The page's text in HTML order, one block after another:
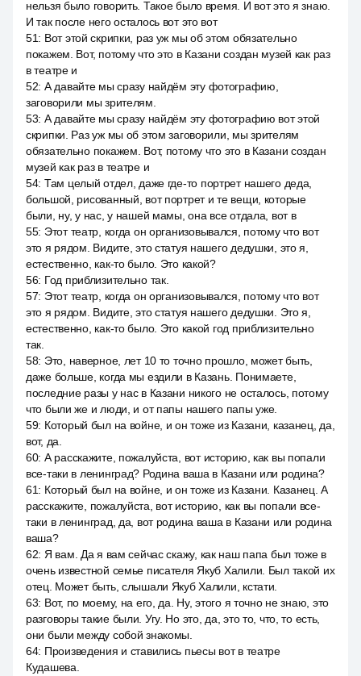
нельзя было говорить. Такое было время. И вот это я знаю.
И так после него осталось вот это вот
51: Вот этой скрипки, раз уж мы об этом обязательно
покажем. Вот, потому что это в Казани создан музей как раз
в театре и
52: А давайте мы сразу найдём эту фотографию,
заговорили мы зрителям.
53: А давайте мы сразу найдём эту фотографию вот этой
скрипки. Раз уж мы об этом заговорили, мы зрителям
обязательно покажем. Вот, потому что это в Казани создан
музей как раз в театре и
54: Там целый отдел, даже где-то портрет нашего деда,
большой, рисованный, вот портрет и те вещи, которые
были, ну, у нас, у нашей мамы, она все отдала, вот в
55: Этот театр, когда он организовывался, потому что вот
это я рядом. Видите, это статуя нашего дедушки, это я,
естественно, как-то было. Это какой?
56: Год приблизительно так.
57: Этот театр, когда он организовывался, потому что вот
это я рядом. Видите, это статуя нашего дедушки. Это я,
естественно, как-то было. Это какой год приблизительно
так.
58: Это, наверное, лет 10 то точно прошло, может быть,
даже больше, когда мы ездили в Казань. Понимаете,
последние разы у нас в Казани никого не осталось, потому
что были же и люди, и от папы нашего папы уже.
59: Который был на войне, и он тоже из Казани, казанец, да,
вот, да.
60: А расскажите, пожалуйста, вот историю, как вы попали
все-таки в ленинград? Родина ваша в Казани или родина?
61: Который был на войне, и он тоже из Казани. Казанец. A
расскажите, пожалуйста, вот историю, как вы попали все-
таки в ленинград, да, вот родина ваша в Казани или родина
ваша?
62: Я вам. Да я вам сейчас скажу, как наш папа был тоже в
очень известной семье писателя Якуб Халили. Был такой их
отец. Может быть, слышали Якуб Халили, кстати.
63: Вот, по моему, на его, да. Ну, этого я точно не знаю, это
разговоры такие были. Угу. Но это, да, это то, что, то есть,
они были между собой знакомы.
64: Произведения и ставились пьесы вот в театре
Кудашева.